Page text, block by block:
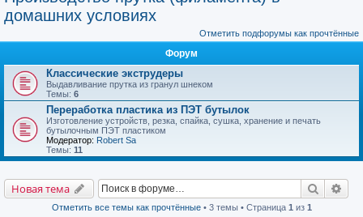
к
домашних условиях
Отметить подфорумы как прочтённые
Форум
Классические экструдеры
Выдавливание прутка из гранул шнеком
Темы: 6
Переработка пластика из ПЭТ бутылок
Изготовление устройств, резка, спайка, сушка, хранение и печать
бутылочным ПЭТ пластиком
Модератор: Robert Sa
Темы: 11
Новая тема Поиск
Отметить все темы как прочтённые• 3 темы • Страница 1 из 1